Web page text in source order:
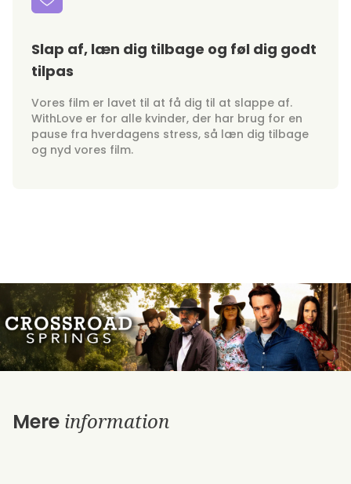
Slap af, læn dig tilbage og føl dig godt
tilpas
Vores film er lavet til at få dig til at slappe af.
WithLove er for alle kvinder, der har brug for en
pause fra hverdagens stress, så læn dig tilbage
og nyd vores film.
Mere information